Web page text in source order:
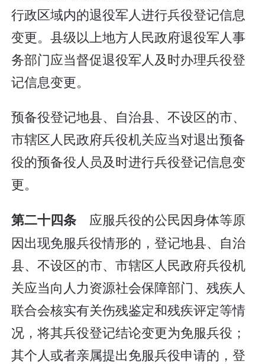
行政区域内的退役军人进行兵役登记信息
变更。县级以上地方人民政府退役军人事
务部门应当督促退役军人及时办理兵役登
记信息变更。
预备役登记地县、自治县、不设区的市、
市辖区人民政府兵役机关应当对退出预备
役的预备役人员及时进行兵役登记信息变
更。
第二十四条 应服兵役的公民因身体等原
因出现免服兵役情形的，登记地县、自治
县、不设区的市、市辖区人民政府兵役机
关应当向人力资源社会保障部门、残疾人
联合会核实有关伤残鉴定和残疾评定等情
况，将其兵役登记结论变更为免服兵役；
其个人或者亲属提出免服兵役申请的，登